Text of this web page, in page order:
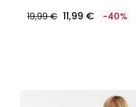
€
19,99 € 11,99 € -40%